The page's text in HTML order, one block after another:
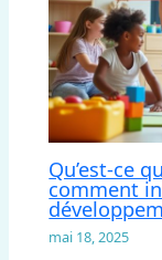
Qu’est-ce
comment
mai 18, 2025